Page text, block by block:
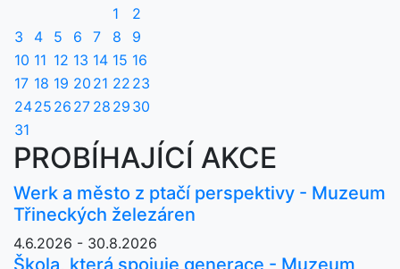
1
2
3
4 5 6 7 8
9
10 11 12 13 14 15 16
17 18 19 20 21 22 23
2425 26 27 28 29 30
31
PROBÍHAJÍCÍ AKCE
Werk a město z ptačí perspektivy - Muzeum
Třineckých železáren
4.6.2026 - 30.8.2026
Škola, která spojuje generace - Muzeum